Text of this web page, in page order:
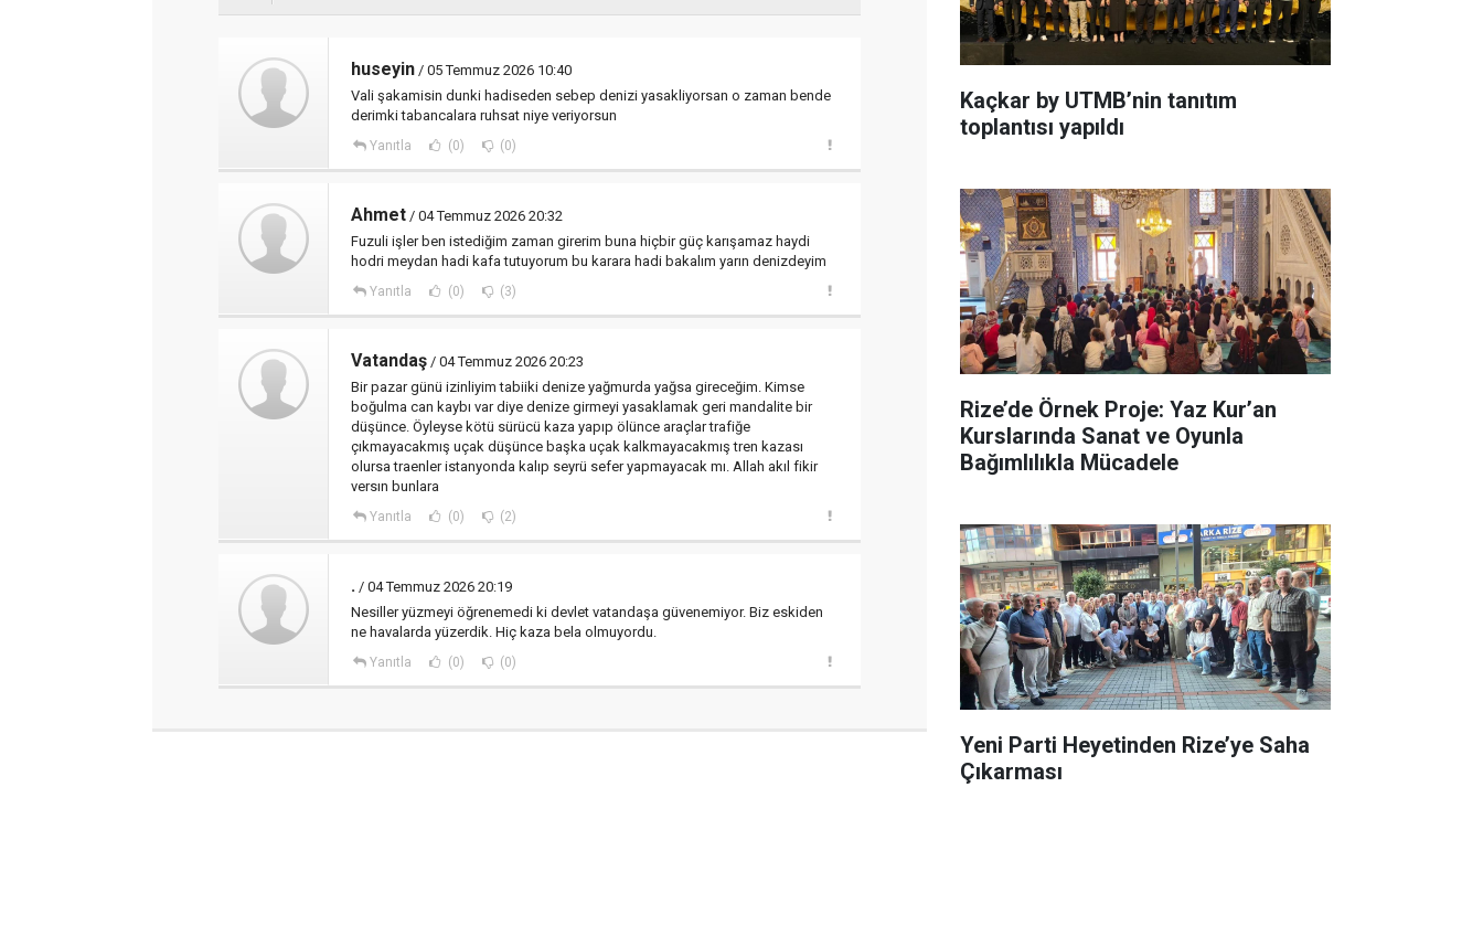
huseyin / 05 Temmuz 2026 10:40
Vali şakamisin dunki hadiseden sebep denizi yasakliyorsan o zaman bende
derimki tabancalara ruhsat niye veriyorsun
Yanıtla (0) (0)
Ahmet / 04 Temmuz 2026 20:32
Fuzuli işler ben istediğim zaman girerim buna hiçbir güç karışamaz haydi
hodri meydan hadi kafa tutuyorum bu karara hadi bakalım yarın denizdeyim
Yanıtla (0) (3)
Vatandaş / 04 Temmuz 2026 20:23
Bir pazar günü izinliyim tabiiki denize yağmurda yağsa gireceğim. Kimse
boğulma can kaybı var diye denize girmeyi yasaklamak geri mandalite bir
düşünce. Öyleyse kötü sürücü kaza yapıp ölünce araçlar trafiğe
çıkmayacakmış uçak düşünce başka uçak kalkmayacakmış tren kazası
olursa traenler istanyonda kalıp seyrü sefer yapmayacak mı. Allah akıl fikir
versın bunlara
Yanıtla (0) (2)
. / 04 Temmuz 2026 20:19
Nesiller yüzmeyi öğrenemedi ki devlet vatandaşa güvenemiyor. Biz eskiden
ne havalarda yüzerdik. Hiç kaza bela olmuyordu.
Yanıtla (0) (0)
Kaçkar by UTMB’nin tanıtım
toplantısı yapıldı
Rize’de Örnek Proje: Yaz Kur’an
Kurslarında Sanat ve Oyunla
Bağımlılıkla Mücadele
Yeni Parti Heyetinden Rize’ye Saha
Çıkarması